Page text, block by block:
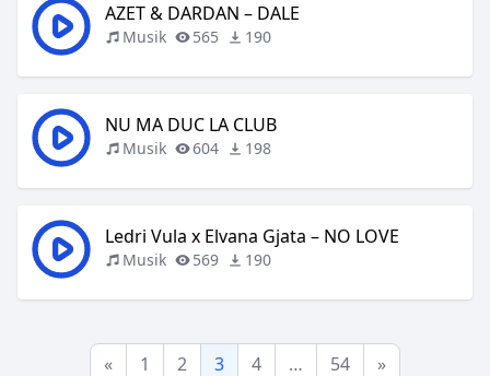
AZET & DARDAN – DALE
Musik 565 190
NU MA DUC LA CLUB
Musik 604 198
Ledri Vula x Elvana Gjata – NO LOVE
Musik 569 190
« 1 2 3 4 … 54 »